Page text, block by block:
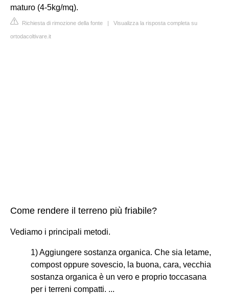
maturo (4-5kg/mq).
Richiesta di rimozione della fonte | Visualizza la risposta completa su
ortodacoltivare.it
Come rendere il terreno più friabile?
Vediamo i principali metodi.
1) Aggiungere sostanza organica. Che sia letame,
compost oppure sovescio, la buona, cara, vecchia
sostanza organica è un vero e proprio toccasana
per i terreni compatti. ...